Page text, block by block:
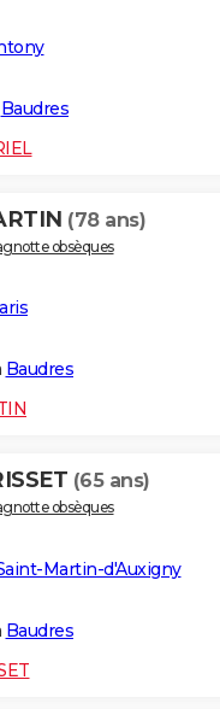
Baudres
(78 ans)
obsèques
Baudres
(65 ans)
obsèques
Martin-d'Auxigny
Baudres